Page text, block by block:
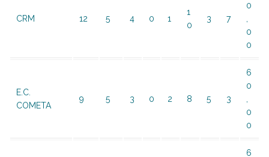
CRM 12 5 4 0 1
1
0
3 7
0
,
0
0
E.C.
COMETA
9 5 3 0 2 8 5 3
6
0
,
0
0
6